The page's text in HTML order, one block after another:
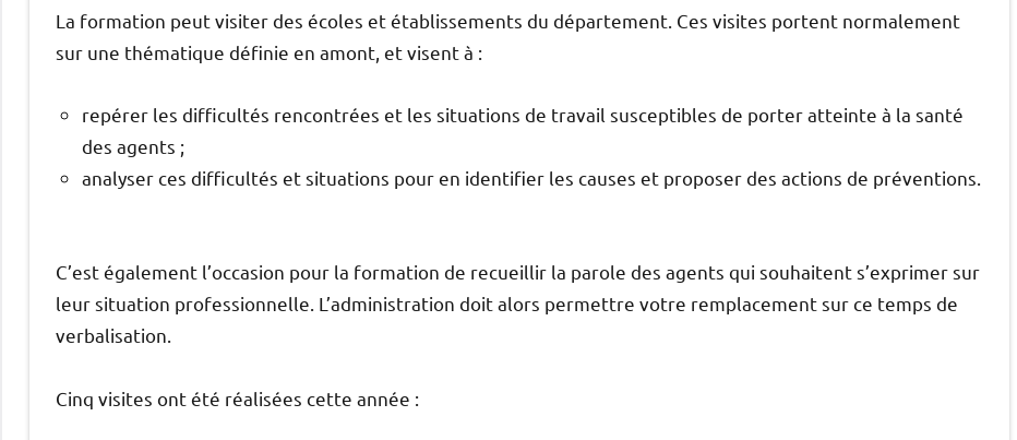
La formation peut visiter des écoles et établissements du département. Ces visites portent normalement
sur une thématique définie en amont, et visent à :
repérer les difficultés rencontrées et les situations de travail susceptibles de porter atteinte à la santé
des agents ;
analyser ces difficultés et situations pour en identifier les causes et proposer des actions de préventions.
C’est également l’occasion pour la formation de recueillir la parole des agents qui souhaitent s’exprimer sur
leur situation professionnelle. L’administration doit alors permettre votre remplacement sur ce temps de
verbalisation.
Cinq visites ont été réalisées cette année :